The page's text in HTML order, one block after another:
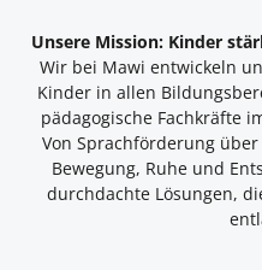
Unsere Mission: Kinder
Wir bei Mawi entwickeln
Kinder in allen
pädagogische Fachkräfte
Von Sprachförderung
Bewegung, Ruhe und
durchdachte Lösungen,